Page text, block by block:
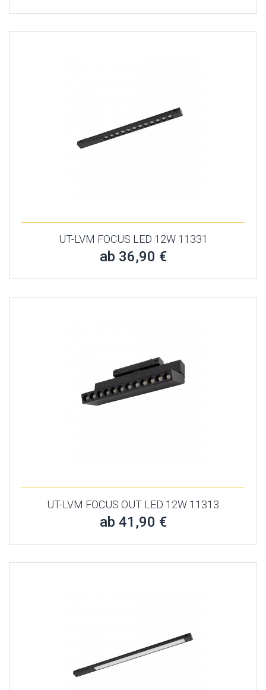
UT-LVM FOCUS LED 12W 11331
ab 36,90 €
UT-LVM FOCUS OUT LED 12W 11313
ab 41,90 €